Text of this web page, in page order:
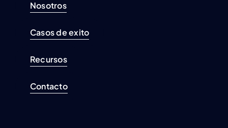
Nosotros
Casos de exito
Recursos
Contacto